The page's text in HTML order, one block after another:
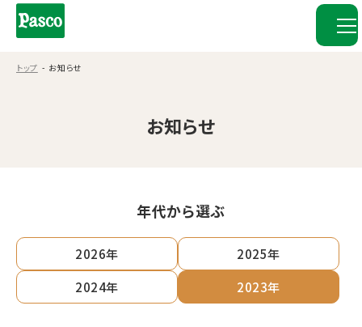
トップ お知らせ
お知らせ
年代から選ぶ
2026年
2025年
2024年
2023年